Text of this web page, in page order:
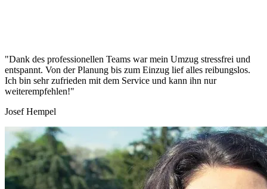
"Dank des professionellen Teams war mein Umzug stressfrei und
entspannt. Von der Planung bis zum Einzug lief alles reibungslos.
Ich bin sehr zufrieden mit dem Service und kann ihn nur
weiterempfehlen!"
Josef Hempel